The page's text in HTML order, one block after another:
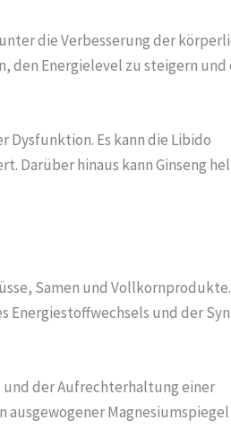
die Verbesserung der
den Energielevel zu steigern und
Dysfunktion. Es kann die Libido
Darüber hinaus kann Ginseng
Samen und Vollkornprodukte.
und der
und der Aufrechterhaltung einer